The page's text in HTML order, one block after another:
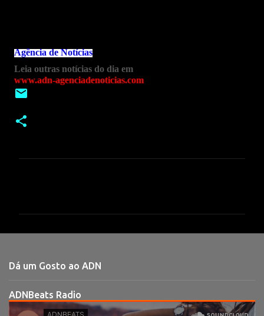
Agência de Notícias
Leia outras notícias do dia em
www.adn-agenciadenoticias.com
t
r
i
Dá um Gosto ao ADN
ADNBeats Radio